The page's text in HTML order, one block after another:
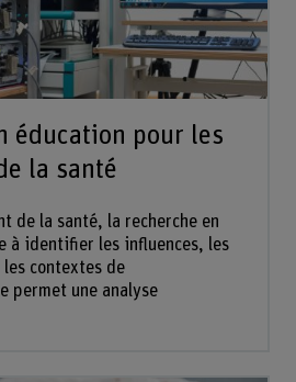
éducation pour les
la santé
de la santé, la recherche en
à identifier les influences, les
contextes de
permet une analyse